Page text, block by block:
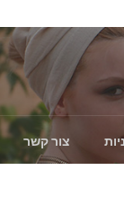
צור קשר